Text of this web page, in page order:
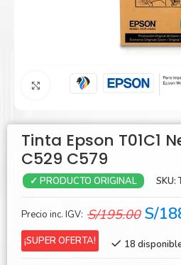
Agrandar
Tinta Epson T01C1
C529 C579
✓ PRODUCTO ORIGINAL SKU:
Precio inc. IGV: S/195.00 El
S/
¡SUPER OFERTA! 18